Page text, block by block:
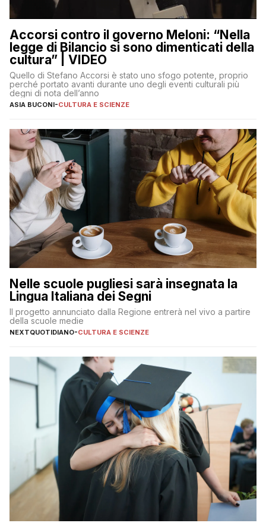
Accorsi contro il governo Meloni: “Nella
legge di Bilancio si sono dimenticati della
cultura” | VIDEO
Quello di Stefano Accorsi è stato uno sfogo potente, proprio
perché portato avanti durante uno degli eventi culturali più
degni di nota dell’anno
ASIA BUCONI-CULTURA E SCIENZE
Nelle scuole pugliesi sarà insegnata la
Lingua Italiana dei Segni
Il progetto annunciato dalla Regione entrerà nel vivo a partire
della scuole medie
NEXTQUOTIDIANO-CULTURA E SCIENZE